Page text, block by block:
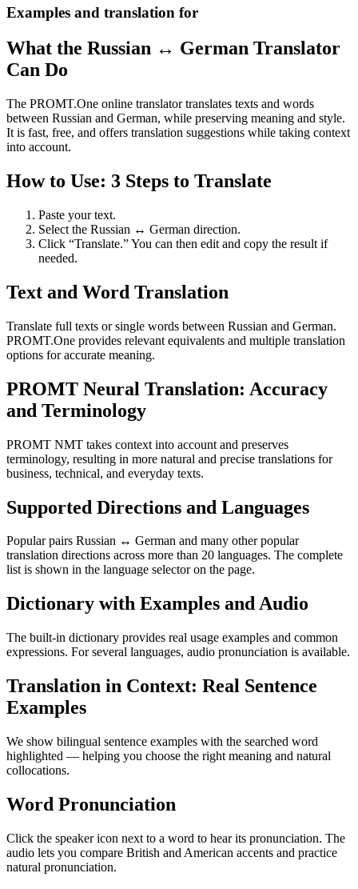
Examples and translation for
What the Russian ↔ German Translator
Can Do
The PROMT.One online translator translates texts and words
between Russian and German, while preserving meaning and style.
It is fast, free, and offers translation suggestions while taking context
into account.
How to Use: 3 Steps to Translate
Paste your text.
Select the Russian ↔ German direction.
Click “Translate.” You can then edit and copy the result if
needed.
Text and Word Translation
Translate full texts or single words between Russian and German.
PROMT.One provides relevant equivalents and multiple translation
options for accurate meaning.
PROMT Neural Translation: Accuracy
and Terminology
PROMT NMT takes context into account and preserves
terminology, resulting in more natural and precise translations for
business, technical, and everyday texts.
Supported Directions and Languages
Popular pairs Russian ↔ German and many other popular
translation directions across more than 20 languages. The complete
list is shown in the language selector on the page.
Dictionary with Examples and Audio
The built-in dictionary provides real usage examples and common
expressions. For several languages, audio pronunciation is available.
Translation in Context: Real Sentence
Examples
We show bilingual sentence examples with the searched word
highlighted — helping you choose the right meaning and natural
collocations.
Word Pronunciation
Click the speaker icon next to a word to hear its pronunciation. The
audio lets you compare British and American accents and practice
natural pronunciation.